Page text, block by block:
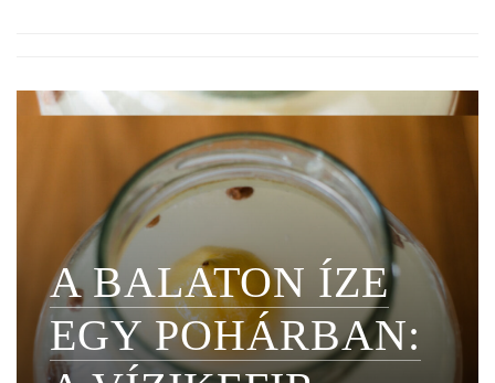
A BALATON ÍZE
EGY POHÁRBAN: